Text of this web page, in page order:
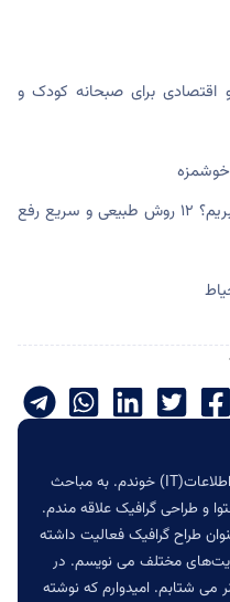
اقتصادی برای صبحانه کودک و
بوی بد یخچال را چطور از بین ببریم؟ ۱۲ روش طبیعی و سریع رفع
در دانشگاه مهندسی فناوری اطلاعات(IT) خوندم. به مباحث
و طراحی گرافیک علاقه مندم.
عنوان طراح گرافیک فعالیت داشته
مختلف می نویسم. در
می شتابم. امیدوارم که نوشته